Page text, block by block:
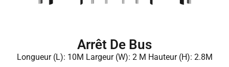
Arrêt De Bus
Longueur (L): 10M Largeur (W): 2 M Hauteur (H): 2.8M